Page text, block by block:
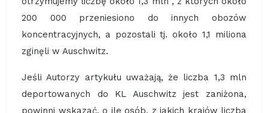
200 000 przeniesiono do innych obozów
koncentracyjnych, a pozostali tj. około 1,1 miliona
zginęli w Auschwitz.
Jeśli Autorzy artykułu uważają, że liczba 1,3 mln
deportowanych do KL Auschwitz jest zaniżona,
powinni wskazać, o ile osób, z jakich krajów liczba